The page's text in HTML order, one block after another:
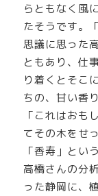
らともなく風
たそうです。
思議に思った
ともあり、仕
り着くとそこ
ちの、甘い香
「これはおも
てその木をせ
「香寿」とい
高橋さんの分
った静岡に、